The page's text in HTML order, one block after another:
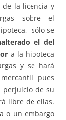
de la licencia y
sobre el
sólo se
el del
a la hipoteca
y se hará
pues
perjuicio de su
libre de ellas.
o un embargo